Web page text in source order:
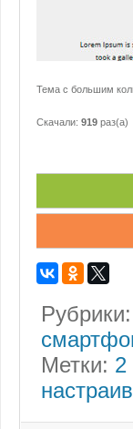
Тема с большим
Скачали: 919 раз(а)
Рубрики:
Метки: 2